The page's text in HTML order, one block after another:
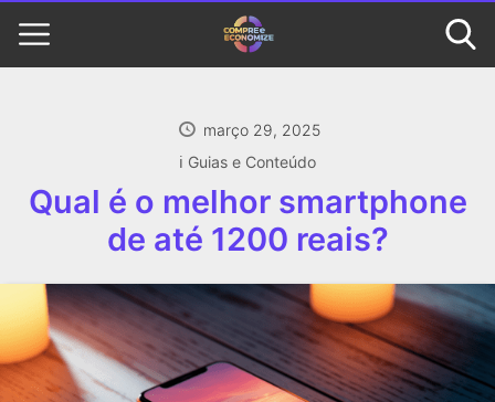
março 29, 2025
ℹ️ Guias e Conteúdo
Qual é o melhor smartphone
de até 1200 reais?